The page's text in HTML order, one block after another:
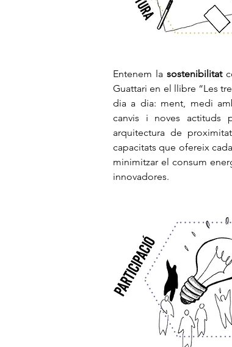
Entenem lasostenibilitat
Guattari en el llibre “Les
dia a dia: ment, medi
canvis i noves actituds
arquitectura de
capacitats que ofereix
minimitzar el consum
innovadores.